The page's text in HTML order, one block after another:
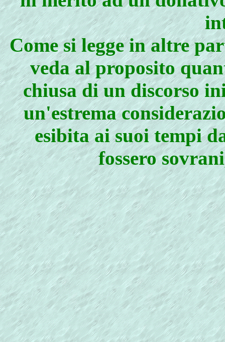
Come si legge in altre
veda al proposito
chiusa di un discorso
un'estrema
esibita ai suoi tempi
fossero